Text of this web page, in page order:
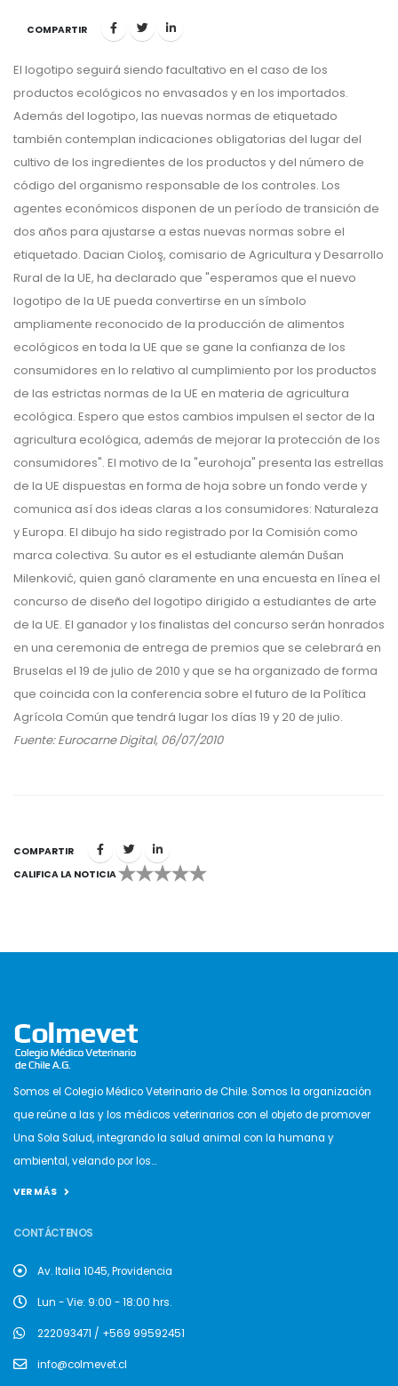
COMPARTIR
El logotipo seguirá siendo facultativo en el caso de los
productos ecológicos no envasados y en los importados.
Además del logotipo, las nuevas normas de etiquetado
también contemplan indicaciones obligatorias del lugar del
cultivo de los ingredientes de los productos y del número de
código del organismo responsable de los controles. Los
agentes económicos disponen de un período de transición de
dos años para ajustarse a estas nuevas normas sobre el
etiquetado. Dacian Cioloş, comisario de Agricultura y Desarrollo
Rural de la UE, ha declarado que "esperamos que el nuevo
logotipo de la UE pueda convertirse en un símbolo
ampliamente reconocido de la producción de alimentos
ecológicos en toda la UE que se gane la confianza de los
consumidores en lo relativo al cumplimiento por los productos
de las estrictas normas de la UE en materia de agricultura
ecológica. Espero que estos cambios impulsen el sector de la
agricultura ecológica, además de mejorar la protección de los
consumidores". El motivo de la "eurohoja" presenta las estrellas
de la UE dispuestas en forma de hoja sobre un fondo verde y
comunica así dos ideas claras a los consumidores: Naturaleza
y Europa. El dibujo ha sido registrado por la Comisión como
marca colectiva. Su autor es el estudiante alemán Dušan
Milenković, quien ganó claramente en una encuesta en línea el
concurso de diseño del logotipo dirigido a estudiantes de arte
de la UE. El ganador y los finalistas del concurso serán honrados
en una ceremonia de entrega de premios que se celebrará en
Bruselas el 19 de julio de 2010 y que se ha organizado de forma
que coincida con la conferencia sobre el futuro de la Política
Agrícola Común que tendrá lugar los días 19 y 20 de julio.
Fuente: Eurocarne Digital, 06/07/2010
COMPARTIR
CALIFICA LA NOTICIA
1 2 3 4 5
Somos el Colegio Médico Veterinario de Chile. Somos la organización
que reúne a las y los médicos veterinarios con el objeto de promover
Una Sola Salud, integrando la salud animal con la humana y
ambiental, velando por los...
VER MÁS
CONTÁCTENOS
Av. Italia 1045, Providencia
Lun - Vie: 9:00 - 18:00 hrs.
222093471 / +569 99592451
info@colmevet.cl